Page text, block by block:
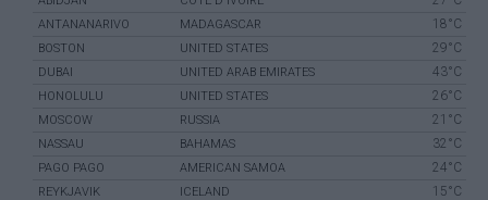
ANTANANARIVO MADAGASCAR 18°C
BOSTON UNITED STATES 29°C
DUBAI UNITED ARAB EMIRATES 43°C
HONOLULU UNITED STATES 26°C
MOSCOW RUSSIA 21°C
NASSAU BAHAMAS 32°C
PAGO PAGO AMERICAN SAMOA 24°C
REYKJAVIK ICELAND 15°C